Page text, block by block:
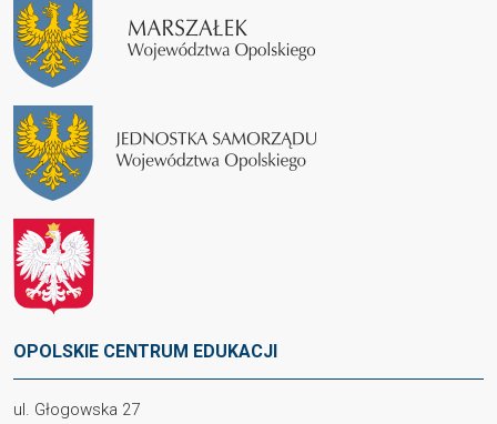
OPOLSKIE CENTRUM EDUKACJI
ul. Głogowska 27